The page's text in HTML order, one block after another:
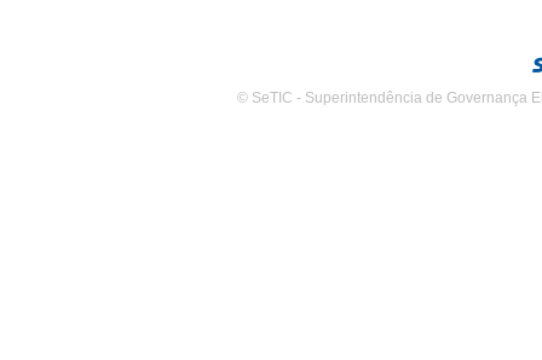
© SeTIC - Superintendência de Governança